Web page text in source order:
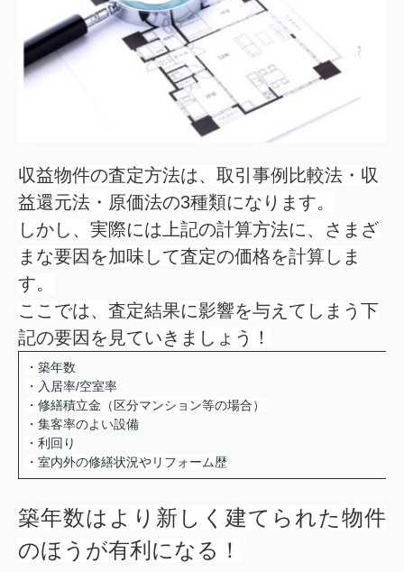
収益物件の査定方法は、取引事例比較法・収
益還元法・原価法の3種類になります。
しかし、実際には上記の計算方法に、さまざ
まな要因を加味して査定の価格を計算しま
す。
ここでは、査定結果に影響を与えてしまう下
記の要因を見ていきましょう！
・築年数
・入居率/空室率
・修繕積立金（区分マンション等の場合）
・集客率のよい設備
・利回り
・室内外の修繕状況やリフォーム歴
築年数はより新しく建てられた物件
のほうが有利になる！